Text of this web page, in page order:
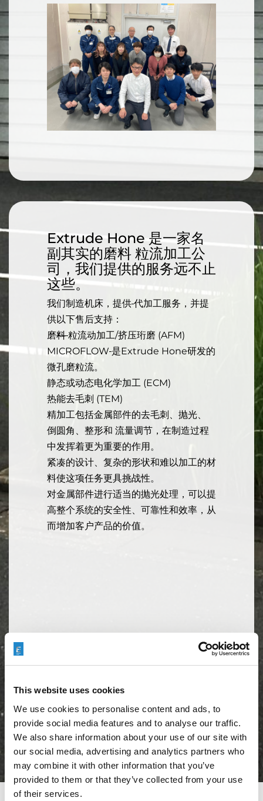
This website uses cookies
We use cookies to personalise content and ads, to
provide social media features and to analyse our traffic.
We also share information about your use of our site with
our social media, advertising and analytics partners who
may combine it with other information that you’ve
provided to them or that they’ve collected from your use
of their services.
Extrude Hone 是一家名
副其实的磨料 粒流加工公
司，我们提供的服务远不止
这些。
我们制造机床，提供 代加工服务，并提
供以下售后支持：
磨料粒流动加工/挤压珩磨 (AFM)
MICROFLOW 是Extrude Hone研发的
微孔磨粒流。
静态或动态电化学加工 (ECM)
热能去毛刺 (TEM)
精加工包括金属部件的去毛刺、抛光、
倒圆角、整形和 流量调节，在制造过程
中发挥着更为重要的作用。
紧凑的设计、复杂的形状和难以加工的材
料使这项任务更具挑战性。
对金属部件进行适当的抛光处理，可以提
高整个系统的安全性、可靠性和效率，从
而增加客户产品的价值。